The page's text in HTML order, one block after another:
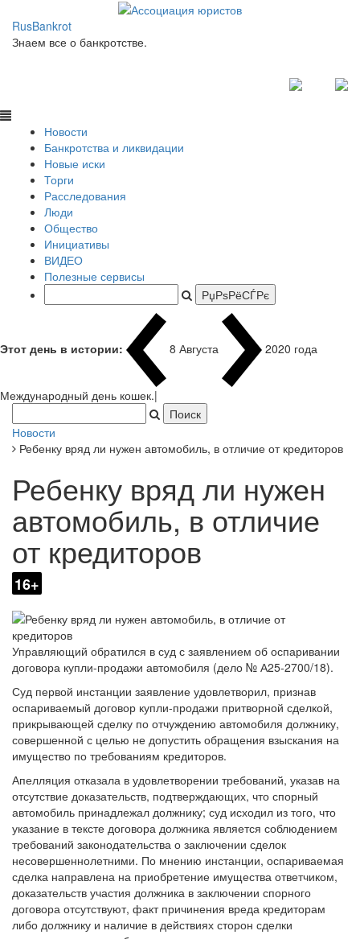
RusBankrot
Знаем все о банкротстве.
Новости
Банкротства и ликвидации
Новые иски
Торги
Расследования
Люди
Общество
Инициативы
ВИДЕО
Полезные сервисы
Этот день в истории: 8 Августа 2020 года
Ребенку вряд ли нужен автомобиль, в отличие от кредиторов
Ребенку вряд ли нужен
автомобиль, в отличие
от кредиторов
16+
Управляющий обратился в суд с заявлением об оспаривании
договора купли-продажи автомобиля (дело № А25-2700/18).
Суд первой инстанции заявление удовлетворил, признав
оспариваемый договор купли-продажи притворной сделкой,
прикрывающей сделку по отчуждению автомобиля должнику,
совершенной с целью не допустить обращения взыскания на
имущество по требованиям кредиторов.
Апелляция отказала в удовлетворении требований, указав на
отсутствие доказательств, подтверждающих, что спорный
автомобиль принадлежал должнику; суд исходил из того, что
указание в тексте договора должника является соблюдением
требований законодательства о заключении сделок
несовершеннолетними. По мнению инстанции, оспариваемая
сделка направлена на приобретение имущества ответчиком,
доказательств участия должника в заключении спорного
договора отсутствуют, факт причинения вреда кредиторам
либо должнику и наличие в действиях сторон сделки
признаков злоупотребления правом не доказаны.